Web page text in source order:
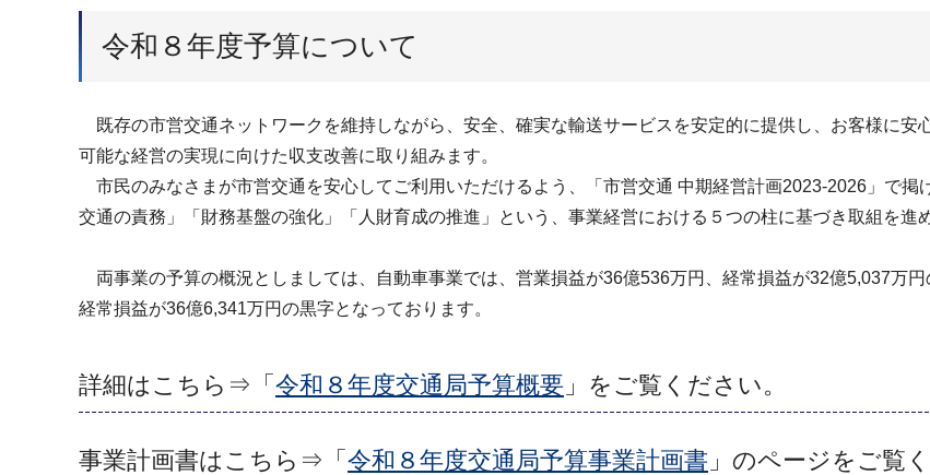
令和８年度予算について
既存の市営交通ネットワークを維持しながら、安全、確実な輸送サービスを安定的に提供し、お客様に安
可能な経営の実現に向けた収支改善に取り組みます。
市民のみなさまが市営交通を安心してご利用いただけるよう、「市営交通 中期経営計画2023-2026」で掲
交通の責務」「財務基盤の強化」「人財育成の推進」という、事業経営における５つの柱に基づき取組を進
両事業の予算の概況としましては、自動車事業では、営業損益が36億536万円、経常損益が32億5,037万
経常損益が36億6,341万円の黒字となっております。
詳細はこちら⇒「 令和８年度交通局予算概要 」をご覧ください。
事業計画書はこちら⇒「 令和８年度交通局予算事業計画書 」のページをご覧